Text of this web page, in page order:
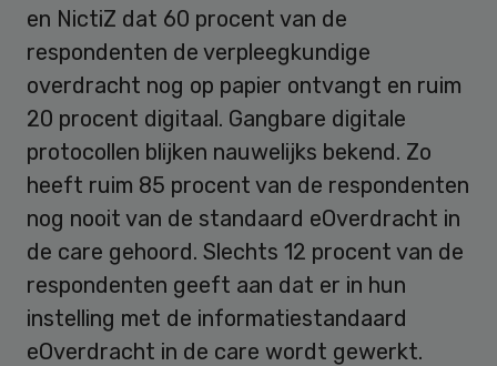
en NictiZ dat 60 procent van de
respondenten de verpleegkundige
overdracht nog op papier ontvangt en ruim
20 procent digitaal. Gangbare digitale
protocollen blijken nauwelijks bekend. Zo
heeft ruim 85 procent van de respondenten
nog nooit van de standaard eOverdracht in
de care gehoord. Slechts 12 procent van de
respondenten geeft aan dat er in hun
instelling met de informatiestandaard
eOverdracht in de care wordt gewerkt.